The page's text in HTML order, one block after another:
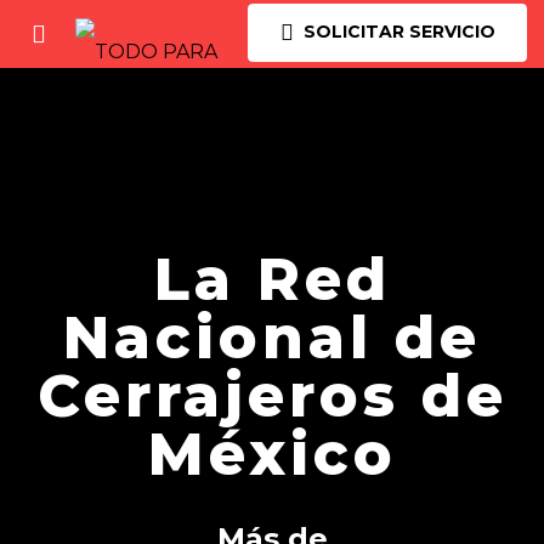
SOLICITAR SERVICIO
La Red
Nacional de
Cerrajeros de
México